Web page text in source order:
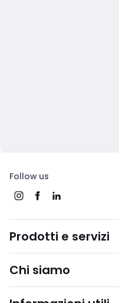
Follow us
Prodotti e servizi
Chi siamo